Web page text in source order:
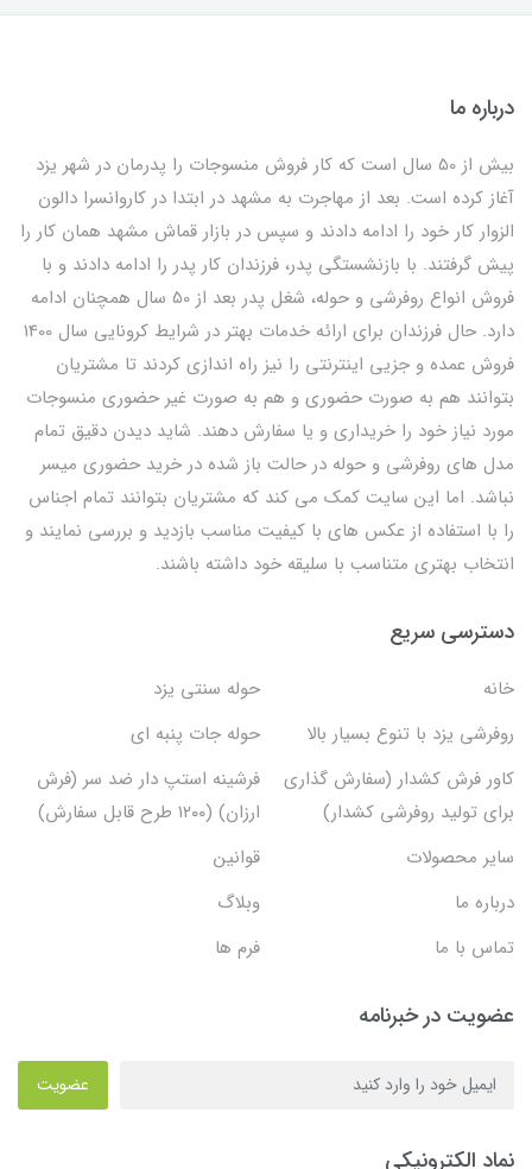
درباره ما
بیش از 50 سال است که کار فروش منسوجات را پدرمان در شهر یزد
آغاز کرده است. بعد از مهاجرت به مشهد در ابتدا در کاروانسرا دالون
الزوار کار خود را ادامه دادند و سپس در بازار قماش مشهد همان کار را
پیش گرفتند. با بازنشستگی پدر، فرزندان کار پدر را ادامه دادند و با
فروش انواع روفرشی و حوله، شغل پدر بعد از 50 سال همچنان ادامه
دارد. حال فرزندان برای ارائه خدمات بهتر در شرایط کرونایی سال 1400
فروش عمده و جزیی اینترنتی را نیز راه اندازی کردند تا مشتریان
بتوانند هم به صورت حضوری و هم به صورت غیر حضوری منسوجات
مورد نیاز خود را خریداری و یا سفارش دهند. شاید دیدن دقیق تمام
مدل های روفرشی و حوله در حالت باز شده در خرید حضوری میسر
نباشد. اما این سایت کمک می کند که مشتریان بتوانند تمام اجناس
را با استفاده از عکس های با کیفیت مناسب بازدید و بررسی نمایند و
انتخاب بهتری متناسب با سلیقه خود داشته باشند.
دسترسی سریع
خانه
حوله سنتی یزد
روفرشی یزد با تنوع بسیار بالا
حوله جات پنبه ای
کاور فرش کشدار (سفارش گذاری
برای تولید روفرشی کشدار)
فرشینه استپ دار ضد سر (فرش
ارزان) (۱۲۰۰ طرح قابل سفارش)
سایر محصولات
قوانین
درباره ما
وبلاگ
تماس با ما
فرم ها
عضویت در خبرنامه
عضویت
نماد الکترونیکی